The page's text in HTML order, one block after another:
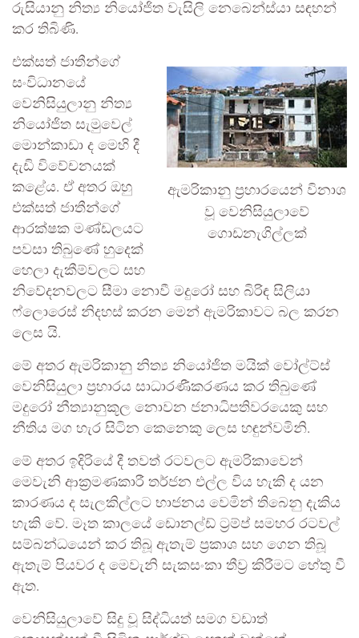
රුසියානු නිත්‍ය නියෝජිත වැසිලි නෙබෙන්ස්යා සඳහන්
කර තිබිණි.
ඇමරිකානු ප්‍රහාරයෙන් විනාශ
වූ වෙනිසියුලාවේ
ගොඩනැගිල්ලක්
එක්සත් ජාතීන්ගේ
සංවිධානයේ
වෙනිසියුලානු නිත්‍ය
නියෝජිත සැමුවෙල්
මොන්කාඩා ද මෙහි දී
දැඩි විවේචනයක්
කළේය. ඒ අතර ඔහු
එක්සත් ජාතීන්ගේ
ආරක්ෂක මණ්ඩලයට
පවසා තිබුණේ හුදෙක්
හෙලා දැකීම්වලට සහ
නිවේදනවලට සීමා නොවී මදුරෝ සහ බිරිඳ සිලියා
ෆ්ලොරෙස් නිදහස් කරන මෙන් ඇමරිකාවට බල කරන
ලෙස යි.
මේ අතර ඇමරිකානු නිත්‍ය නියෝජිත මයික් වෝල්ට්ස්
වෙනිසියුලා ප්‍රහාරය සාධාරණීකරණය කර තිබුණේ
මදුරෝ නීත්‍යානුකූල නොවන ජනාධිපතිවරයෙකු සහ
නීතිය මග හැර සිටින කෙනෙකු ලෙස හඳුන්වමිනි.
මේ අතර ඉදිරියේ දී තවත් රටවලට ඇමරිකාවෙන්
මෙවැනි ආක්‍රමණකාරී තර්ජන එල්ල විය හැකි ද යන
කාරණය ද සැලකිල්ලට භාජනය වෙමින් තිබෙනු දැකිය
හැකි වේ. මෑත කාලයේ ඩොනල්ඩ් ට්‍රම්ප් සමහර රටවල්
සම්බන්ධයෙන් කර තිබූ ඇතැම් ප්‍රකාශ සහ ගෙන තිබූ
ඇතැම් පියවර ද මෙවැනි සැකසංකා තීව්‍ර කිරීමට හේතු වී
ඇත.
වෙනිසියුලාවේ සිදු වූ සිද්ධියත් සමග වඩාත්